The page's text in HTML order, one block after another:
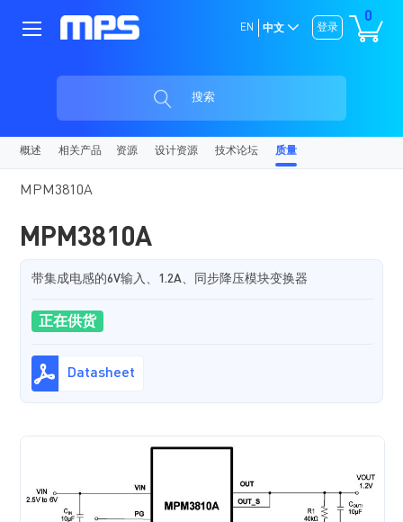
0
登录
EN 中文
搜索
概述 相关产品 资源 设计资源 技术论坛 质量
MPM3810A
MPM3810A
带集成电感的6V输入、1.2A、同步降压模块变换器
正在供货
Datasheet